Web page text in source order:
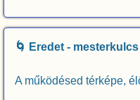
🌀 Eredet -
A működésed térképe,